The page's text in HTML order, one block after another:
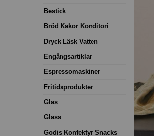
Bestick
Bröd Kakor Konditori
Dryck Läsk Vatten
Engångsartiklar
Espressomaskiner
Fritidsprodukter
Glas
Glass
Godis Konfektyr Snacks